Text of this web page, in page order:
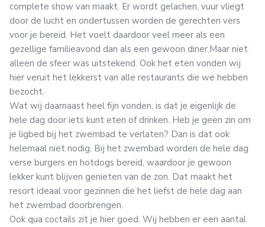
complete show van maakt. Er wordt gelachen, vuur vliegt
door de lucht en ondertussen worden de gerechten vers
voor je bereid. Het voelt daardoor veel meer als een
gezellige familieavond dan als een gewoon diner.Maar niet
alleen de sfeer was uitstekend. Ook het eten vonden wij
hier veruit het lekkerst van alle restaurants die we hebben
bezocht.
Wat wij daarnaast heel fijn vonden, is dat je eigenlijk de
hele dag door iets kunt eten of drinken. Heb je geen zin om
je ligbed bij het zwembad te verlaten? Dan is dat ook
helemaal niet nodig. Bij het zwembad worden de hele dag
verse burgers en hotdogs bereid, waardoor je gewoon
lekker kunt blijven genieten van de zon. Dat maakt het
resort ideaal voor gezinnen die het liefst de hele dag aan
het zwembad doorbrengen.
Ook qua coctails zit je hier goed. Wij hebben er een aantal